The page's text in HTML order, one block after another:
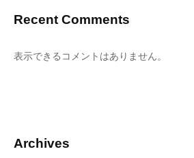
Recent Comments
表示できるコメントはありません。
Archives